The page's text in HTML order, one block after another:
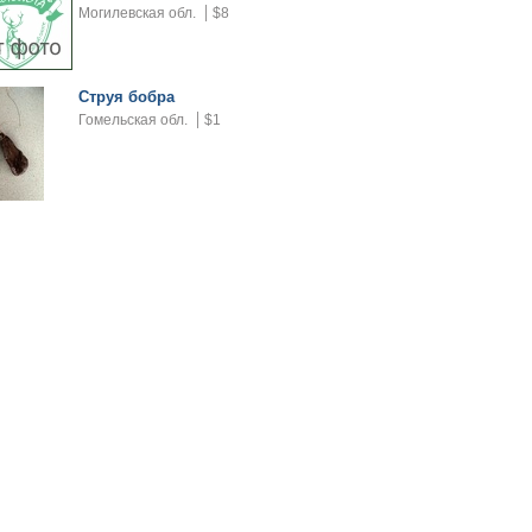
Могилевская обл. $8
Струя бобра
Гомельская обл. $1